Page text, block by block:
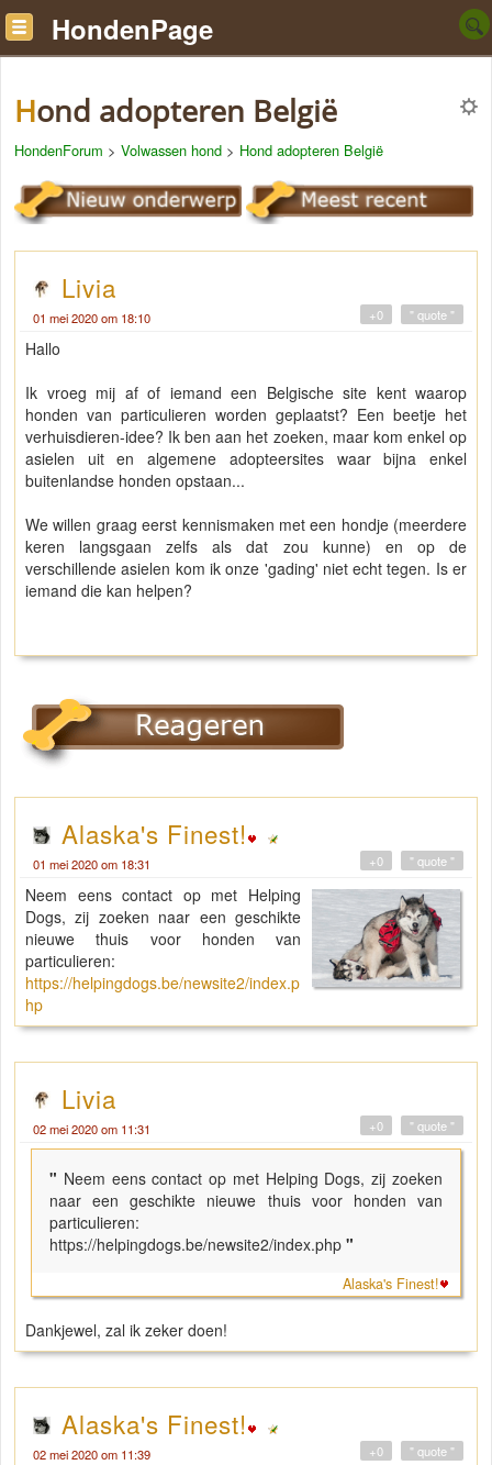
HondenPage
Hond adopteren België
HondenForum > Volwassen hond > Hond adopteren België
Livia
01 mei 2020 om 18:10 " quote "
+0
Hallo
Ik vroeg mij af of iemand een Belgische site kent waarop
honden van particulieren worden geplaatst? Een beetje het
verhuisdieren-idee? Ik ben aan het zoeken, maar kom enkel op
asielen uit en algemene adopteersites waar bijna enkel
buitenlandse honden opstaan...
We willen graag eerst kennismaken met een hondje (meerdere
keren langsgaan zelfs als dat zou kunne) en op de
verschillende asielen kom ik onze 'gading' niet echt tegen. Is er
iemand die kan helpen?
Alaska's Finest!
01 mei 2020 om 18:31 " quote "
+0
Neem eens contact op met Helping
Dogs, zij zoeken naar een geschikte
nieuwe thuis voor honden van
particulieren:
https://helpingdogs.be/newsite2/index.p
hp
Livia
02 mei 2020 om 11:31 " quote "
+0
" Neem eens contact op met Helping Dogs, zij zoeken
naar een geschikte nieuwe thuis voor honden van
particulieren:
https://helpingdogs.be/newsite2/index.php "
Alaska's Finest!
Dankjewel, zal ik zeker doen!
Alaska's Finest!
02 mei 2020 om 11:39 " quote "
+0